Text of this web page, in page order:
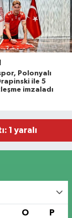
Polonyalı
ile 5
imzaladı
ve Berat'a
650 bin
işaret ve
1 yaralı
O P